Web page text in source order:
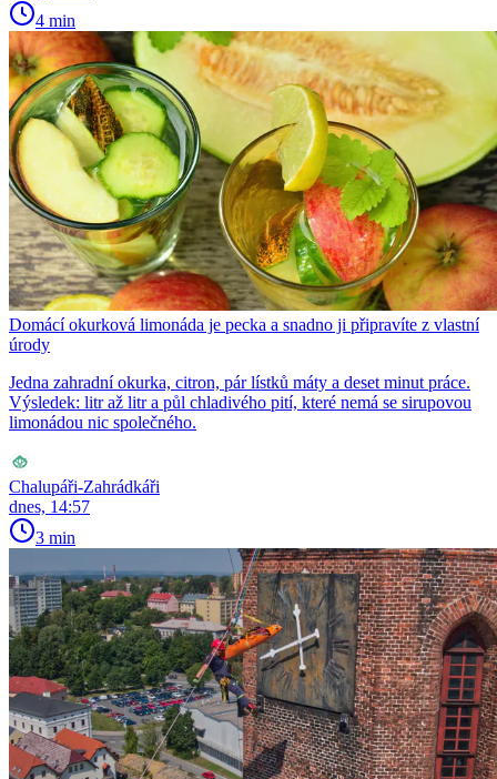
4 min
Domácí okurková limonáda je pecka a snadno ji připravíte z vlastní
úrody
Jedna zahradní okurka, citron, pár lístků máty a deset minut práce.
Výsledek: litr až litr a půl chladivého pití, které nemá se sirupovou
limonádou nic společného.
Chalupáři-Zahrádkáři
dnes, 14:57
3 min